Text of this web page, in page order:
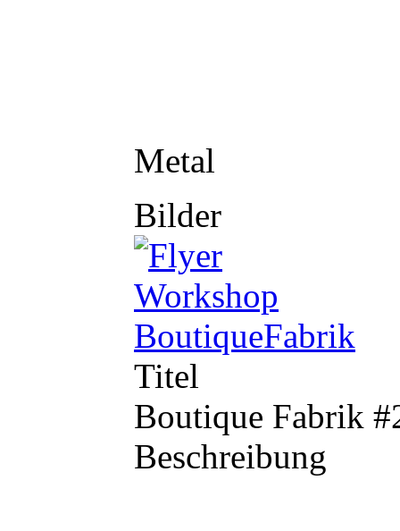
Metal
Bilder
Titel
Boutique Fabrik
Beschreibung